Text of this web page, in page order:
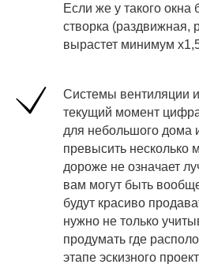
Если же у такого
створка (раздвижная,
вырастет минимум
Системы вентиляции
текущий момент цифра
для небольшого дома
превысить несколько
дороже не означает
вам могут быть
будут красиво
нужно не только
продумать где
этапе эскизного